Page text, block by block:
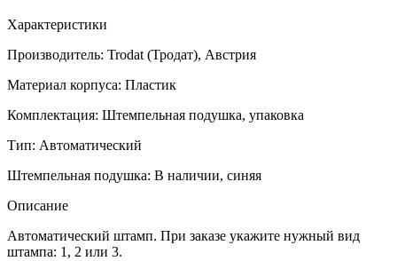
Характеристики
Производитель: Trodat (Тродат), Австрия
Материал корпуса: Пластик
Комплектация: Штемпельная подушка, упаковка
Тип: Автоматический
Штемпельная подушка: В наличии, синяя
Описание
Автоматический штамп. При заказе укажите нужный вид
штампа: 1, 2 или 3.